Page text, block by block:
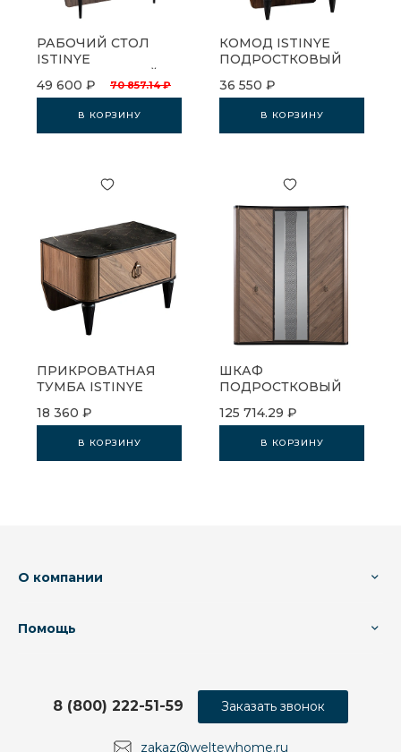
РАБОЧИЙ СТОЛ
ISTINYE
49 600 ₽ 70 857.14 ₽
В КОРЗИНУ
КОМОД ISTINYE
ПОДРОСТКОВЫЙ
36 550 ₽
В КОРЗИНУ
ПРИКРОВАТНАЯ
ТУМБА ISTINYE
18 360 ₽
В КОРЗИНУ
ШКАФ
ПОДРОСТКОВЫЙ
125 714.29 ₽
В КОРЗИНУ
О компании
Помощь
zakaz@weltewhome.ru
8 (800) 222-51-59 Заказать звонок